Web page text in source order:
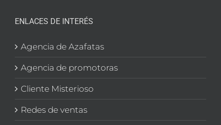
ENLACES DE INTERÉS
Agencia de Azafatas
Agencia de promotoras
Cliente Misterioso
Redes de ventas